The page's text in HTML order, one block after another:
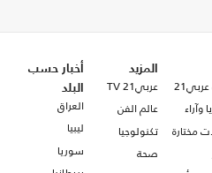
وآراء
مختارة
المزيد
عربي21 TV
عالم الفن
تكنولوجيا
صحة
أخبار حسب
البلد
العراق
ليبيا
سوريا